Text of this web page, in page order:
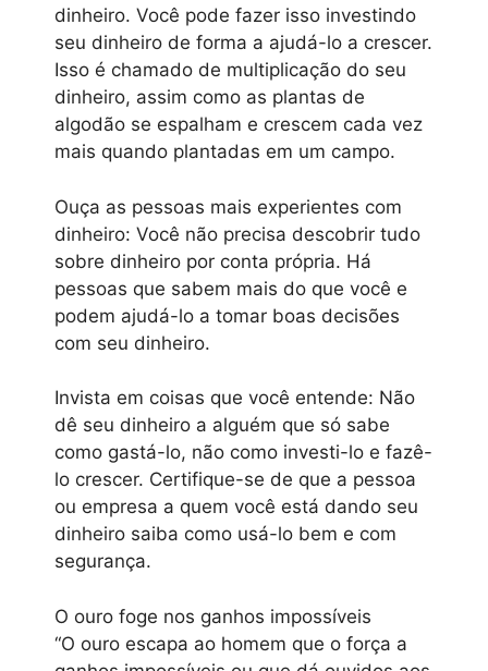
dinheiro. Você pode fazer isso investindo
seu dinheiro de forma a ajudá-lo a crescer.
Isso é chamado de multiplicação do seu
dinheiro, assim como as plantas de
algodão se espalham e crescem cada vez
mais quando plantadas em um campo.
Ouça as pessoas mais experientes com
dinheiro: Você não precisa descobrir tudo
sobre dinheiro por conta própria. Há
pessoas que sabem mais do que você e
podem ajudá-lo a tomar boas decisões
com seu dinheiro.
Invista em coisas que você entende: Não
dê seu dinheiro a alguém que só sabe
como gastá-lo, não como investi-lo e fazê-
lo crescer. Certifique-se de que a pessoa
ou empresa a quem você está dando seu
dinheiro saiba como usá-lo bem e com
segurança.
O ouro foge nos ganhos impossíveis
“O ouro escapa ao homem que o força a